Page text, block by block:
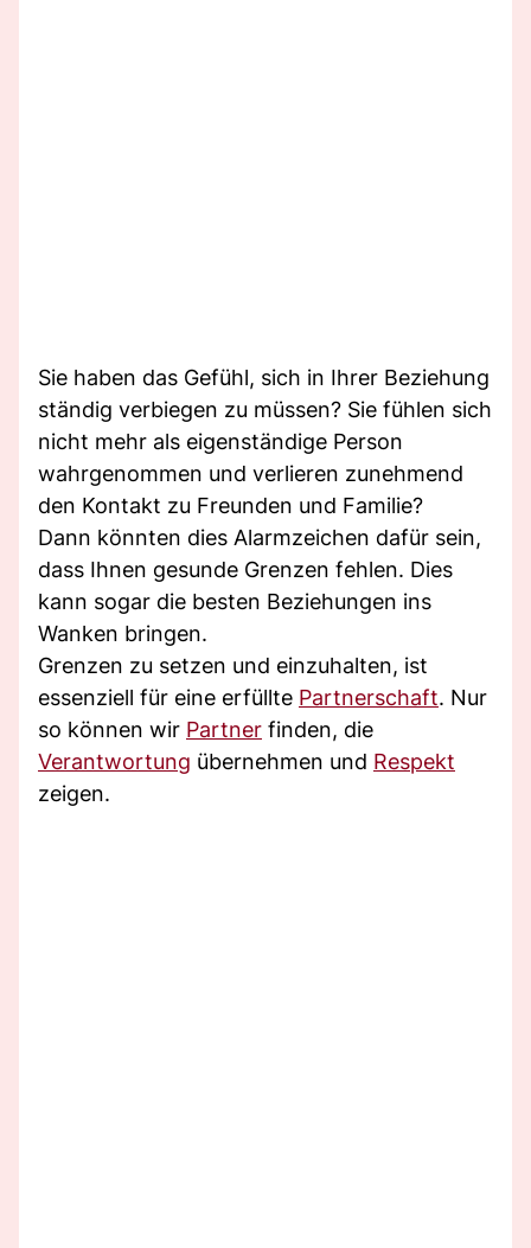
Sie haben das Gefühl, sich in Ihrer Beziehung
ständig verbiegen zu müssen? Sie fühlen sich
nicht mehr als eigenständige Person
wahrgenommen und verlieren zunehmend
den Kontakt zu Freunden und Familie?
Dann könnten dies Alarmzeichen dafür sein,
dass Ihnen gesunde Grenzen fehlen. Dies
kann sogar die besten Beziehungen ins
Wanken bringen.
Grenzen zu setzen und einzuhalten, ist
essenziell für eine erfüllte Partnerschaft. Nur
so können wir Partner finden, die
Verantwortung übernehmen und Respekt
zeigen.